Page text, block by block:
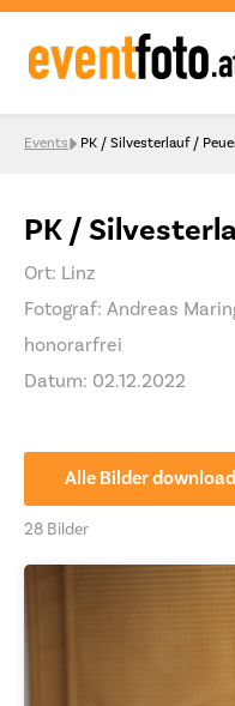
Skip to content
Events PK / Silvesterlauf /
PK /
Ort: Linz
Fotograf: Andreas
honorarfrei
Datum: 02.12.2022
Alle Bilder
28 Bilder